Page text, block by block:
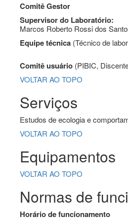
Comitê Gestor
Supervisor do Laboratório:
Marcos Roberto Rossi dos
Equipe técnica (Técnico de
Comitê usuário (PIBIC,
VOLTAR AO TOPO
Serviços
Estudos de ecologia e
VOLTAR AO TOPO
Equipamentos
VOLTAR AO TOPO
Normas de
Horário de funcionamento